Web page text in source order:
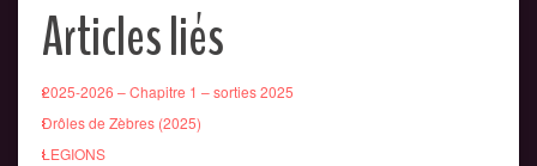
Articles liés
2025-2026 – Chapitre 1 – sorties 2025
Drôles de Zèbres (2025)
LEGIONS